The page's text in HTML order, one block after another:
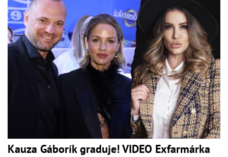
Kauza Gáborík graduje! VIDEO Exfarmárka